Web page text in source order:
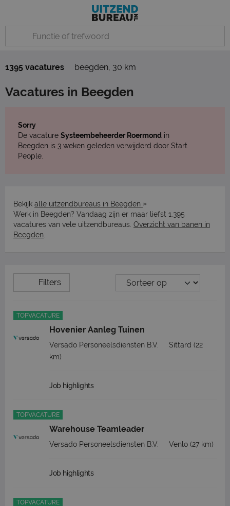
1395 vacatures beegden, 30 km
Vacatures in Beegden
Sorry
De vacature Systeembeheerder Roermond in
Beegden is 3 weken geleden verwijderd door Start
People.
Bekijk alle uitzendbureaus in Beegden »
Werk in Beegden? Vandaag zijn er maar liefst 1.395
vacatures van vele uitzendbureaus. Overzicht van banen in
Beegden
Filters
TOPVACATURE
Hovenier Aanleg Tuinen
Versado Personeelsdiensten B.V. Sittard (22
km)
Job highlights
TOPVACATURE
Warehouse Teamleader
Versado Personeelsdiensten B.V. Venlo (27 km)
Job highlights
TOPVACATURE